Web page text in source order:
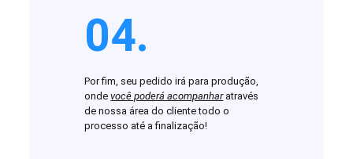
04.
Por fim, seu pedido irá para produção,
ondevocê poderá acompanharatravés
de nossa área do cliente todo o
processo até a finalização!